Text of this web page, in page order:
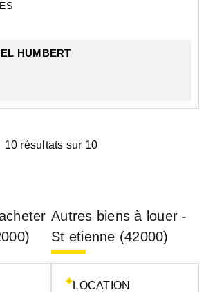
HUMBERT
10 résultats sur 10
Autres biens à louer -
St etienne (42000)
LOCATION